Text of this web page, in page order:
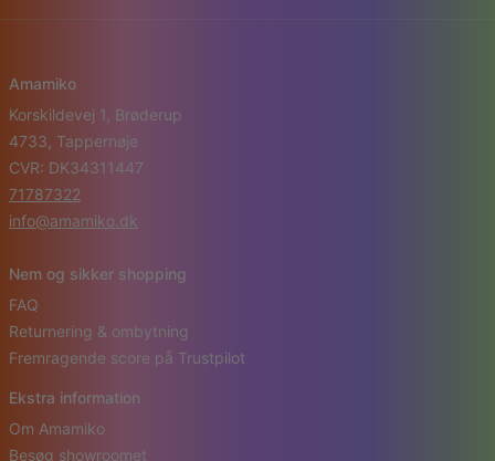
Amamiko
Korskildevej 1, Brøderup
4733, Tappernøje
CVR: DK34311447
71787322
info@amamiko.dk
Nem og sikker shopping
FAQ
Returnering & ombytning
Fremragende score på Trustpilot
Ekstra information
Om Amamiko
Besøg showroomet